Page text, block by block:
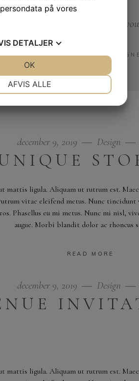
When someone else’s happiness is
GLORIA SMITH ―
december 9, 2019 Design
mattis ligula. Aliquam ut rutrum est.
vitae eleifend metus. Nunc tincidunt
Phasellus eu mi metus. Nunc mi nisl,
augue. Morbi blandit dolor ac rhoncus
READ MORE
december 9, 2019 Design
mattis ligula. Aliquam ut rutrum est.
på vores
DETALJER
PRÆFERENCER
AFVIS ALLE
OK